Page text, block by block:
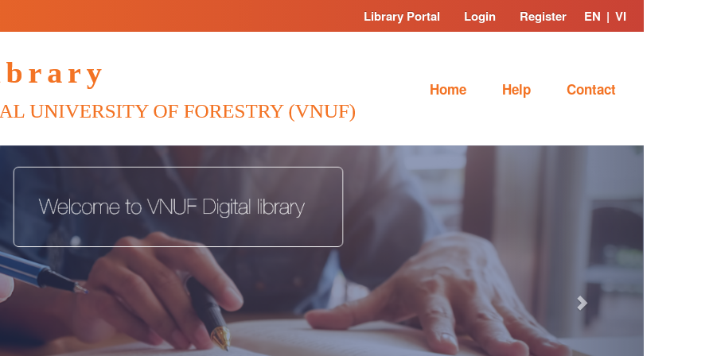
Library Portal Login Register EN | VI
Home Help Contact